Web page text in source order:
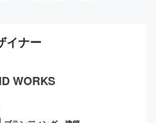
イナー
WORKS